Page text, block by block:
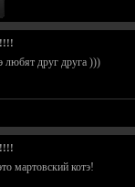
любят друг друга )))
мартовский котэ!